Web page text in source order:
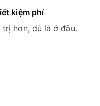
kiệm phí
hơn, dù là ở đâu.